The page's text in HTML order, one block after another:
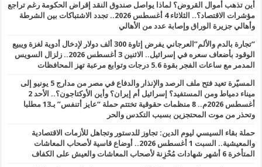
أين تذهب أموال القروض؟ لماذا يواصل صندوق النقد إقراض الحكومة رغم تراجع
مؤشرات الاقتصاد؟.. الثلاثاء 4 أغسطس 2026.. تجدد الاشتباكات بين الشرطة
وأهالي جزيرة الوراق وإصابة عدد من الأهالي
“تجارة بالدم والألم”العرجاني يفرض إتاوة 300 ألف دولار لإدخال أدوية لغزة ويبيع
الوقود بأضعاف سعره في إسرائيل.. الاثنين 3 أغسطس 2026.. زلزال السويس
المدمر مع ساعات الفجر بقوة 5.6 درجات وتوابع مرعبة تهز المحافظات
المسيّرة تعيد فتح ملف الرصد والإنذار والدفاع في مصر من مدارج 5 يونيو إلى
ميناء دمياط ومن المستفيد؟ إسرائيل أم إيران؟ وأين الأوكتاجون؟.. الأحد 2
أغسطس 2026م.. 8 منظمات حقوقية تختتم حملة “عايز أتنفس” بـ13 مطلبا
وتحذر من موت المحتجزين بسبب التكدس والحر
حملة بقاء السيسي ليوم الدين: تجاوز للدستور وتجاهل للأزمات الاقتصادية
والمعيشية.. السبت 1 أغسطس 2026.. أوضاع قاسية لأصحاب المعاشات
المتأخرة 6 أشهر شهادات مُحْزِنة لأصحاب المعاشات والعيش على الكفاف